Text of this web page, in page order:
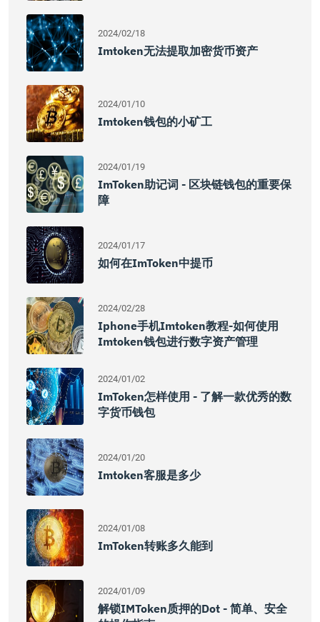
2024/02/18
Imtoken无法提取加密货币资产
2024/01/10
Imtoken钱包的小矿工
2024/01/19
ImToken助记词 - 区块链钱包的重要保
障
2024/01/17
如何在imToken中提币
2024/02/28
Iphone手机imtoken教程-如何使用
Imtoken钱包进行数字资产管理
2024/01/02
ImToken怎样使用 - 了解一款优秀的数
字货币钱包
2024/01/20
Imtoken客服是多少
2024/01/08
ImToken转账多久能到
2024/01/09
解锁iMToken质押的Dot - 简单、安全